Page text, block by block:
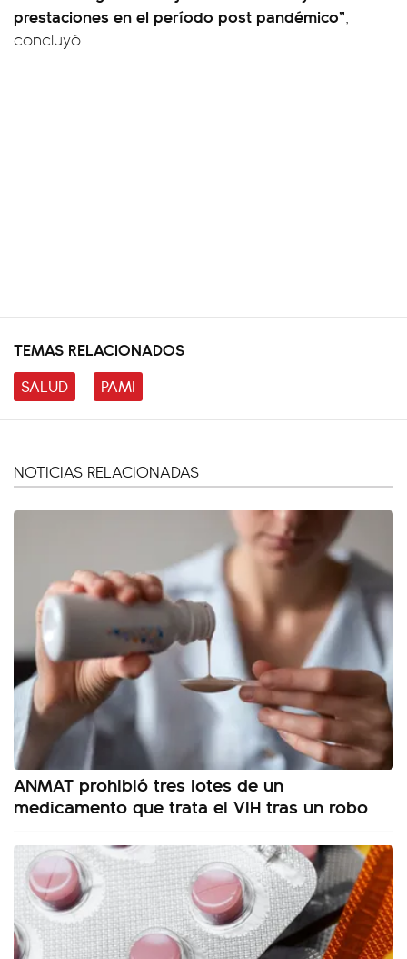
prestaciones en el período post pandémico”,
concluyó.
TEMAS RELACIONADOS
SALUD
PAMI
NOTICIAS RELACIONADAS
ANMAT prohibió tres lotes de un
medicamento que trata el VIH tras un robo